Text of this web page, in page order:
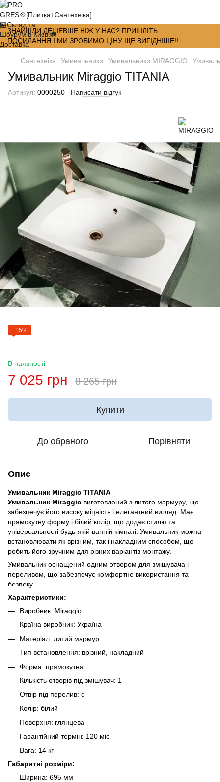
ЗНАЙШЛИ ДЕШЕВШЕ НІЖ У НАС? ПРИШЛІТЬ
ПОСИЛАННЯ І МИ ЗРОБИМО ЦІНУ ЩЕ ВИГІДНІШЕ!!
Сантехніка Умивальники Умивальники MIRAGGIO
Умивальник Miraggio TITANIA
Артикул: 0000250 Написати відгук
−15%
В наявності
7 025 грн 8 265 грн
Купити
До обраного Порівняти
Опис
Умивальник Miraggio TITANIA
Умивальник Miraggio виготовлений з литого мармуру, що
забезпечує його високу міцність і елегантний вигляд. Має
прямокутну форму і білий колір, що додає стилю та
універсальності будь-якій ванній кімнаті. Умивальник можна
встановлювати як врізним, так і накладним способом, що
робить його зручним для різних варіантів монтажу.
Умивальник оснащений одним отвором для змішувача і
переливом, що забезпечує комфортне використання та
безпеку.
Характеристики:
Виробник: Miraggio
Країна виробник: Україна
Матеріал: литий мармур
Тип встановлення: врізний, накладний
Форма: прямокутна
Кількість отворів під змішувач: 1
Отвір під перелив: є
Колір: білий
Поверхня: глянцева
Гарантійний термін: 120 міс
Вага: 14 кг
Габаритні розміри:
Ширина: 695 мм